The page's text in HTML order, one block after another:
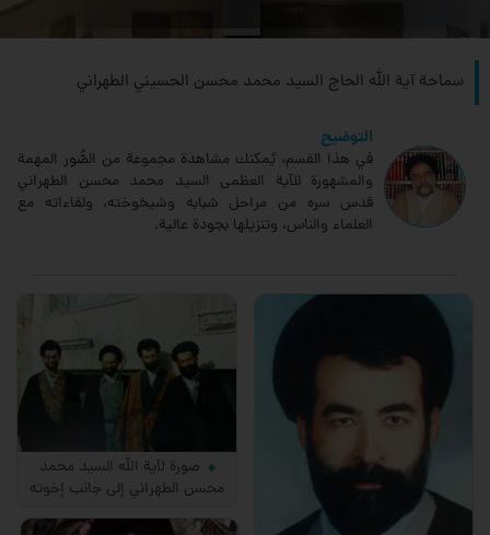
سماحة آية الله الحاج السيد محمد محسن الحسيني الطهراني
التوضيح
في هذا القسم، يُمكنك مشاهدة مجموعة من الصُّور المهمة
والمشهورة للآية العظمى السيد محمد محسن الطهراني
قدس سره من مراحل شبابه وشيخوخته، ولقاءاته مع
العلماء والناس، وتنزيلها بجودة عالية.
صورة لآية الله السيد محمد
محسن الطهراني إلى جانب إخوته